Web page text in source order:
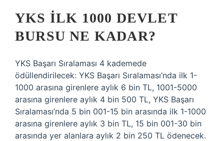
YKS ILK 1000 DEVLET
BURSU NE KADAR?
YKS Başarı Sıralaması 4 kademede
ödüllendirilecek: YKS Başarı Sıralaması’nda ilk 1-
1000 arasına girenlere aylık 6 bin TL, 1001-5000
arasına girenlere aylık 4 bin 500 TL, YKS Başarı
Sıralaması’nda 5 bin 001-15 bin arasında ilk 1-1000
arasına girenlere aylık 3 bin TL, 15 bin 001-30 bin
arasında yer alanlara aylık 2 bin 250 TL ödenecek.